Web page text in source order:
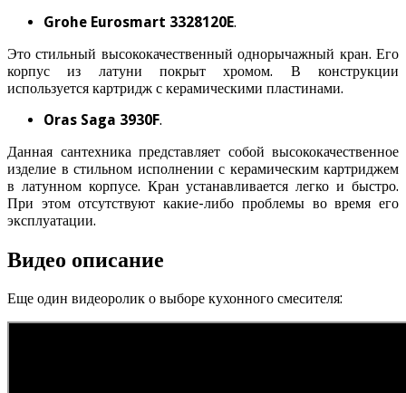
Grohe Eurosmart 3328120E.
Это стильный высококачественный однорычажный кран. Его
корпус из латуни покрыт хромом. В конструкции
используется картридж с керамическими пластинами.
Oras Saga 3930F.
Данная сантехника представляет собой высококачественное
изделие в стильном исполнении с керамическим картриджем
в латунном корпусе. Кран устанавливается легко и быстро.
При этом отсутствуют какие-либо проблемы во время его
эксплуатации.
Видео описание
Еще один видеоролик о выборе кухонного смесителя: